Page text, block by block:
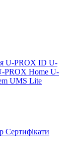
U-PROX ID U-
PROX Home U-
UMS Lite
Сертифікати